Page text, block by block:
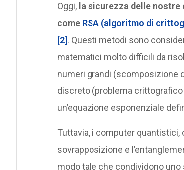
Oggi, la sicurezza delle
come RSA(algoritmo di
[2]. Questi metodi sono
matematici molto difficili da
numeri grandi (scomposizione
discreto (problema crittografico
un’equazione esponenziale
Tuttavia, i computer
sovrapposizione e
modo tale che condividono